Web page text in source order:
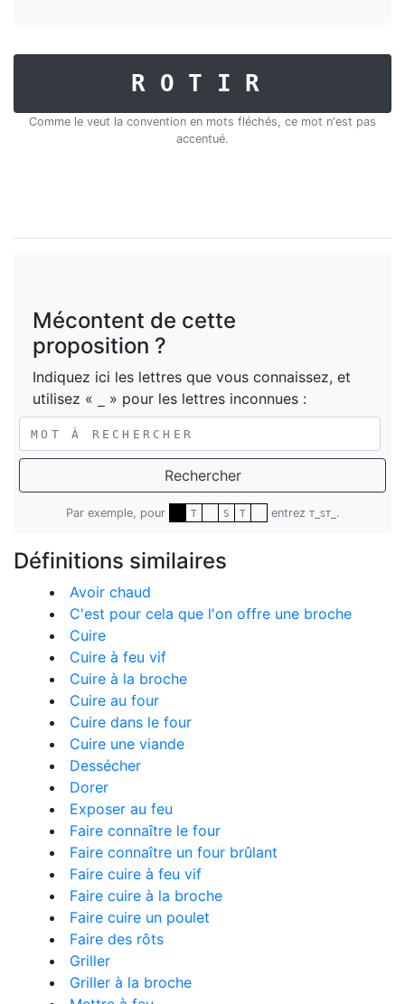
ROTIR
Comme le veut la convention en mots fléchés, ce mot n'est pas
accentué.
Mécontent de cette
proposition ?
Indiquez ici les lettres que vous connaissez, et
utilisez «
» pour les lettres inconnues :
Rechercher
Par exemple, pour T S T entrez T_ST_ .
Définitions similaires
Avoir chaud
C'est pour cela que l'on offre une broche
Cuire
Cuire à feu vif
Cuire à la broche
Cuire au four
Cuire dans le four
Cuire une viande
Dessécher
Dorer
Exposer au feu
Faire connaître le four
Faire connaître un four brûlant
Faire cuire à feu vif
Faire cuire à la broche
Faire cuire un poulet
Faire des rôts
Griller
Griller à la broche